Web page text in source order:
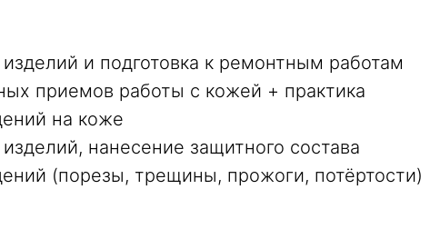
и подготовка к ремонтным работам
приемов работы с кожей + практика
на коже
нанесение защитного состава
(порезы, трещины, прожоги, потёртости)